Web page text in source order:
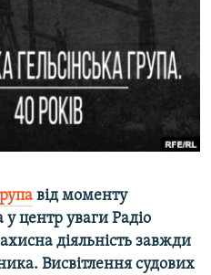
від моменту
центр уваги Радіо
діяльність завжди
Висвітлення судових